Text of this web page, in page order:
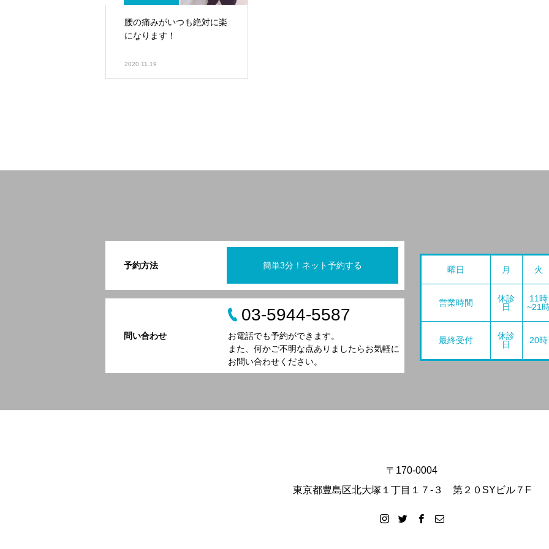
腰の痛みがいつも絶対に楽
になります！
2020.11.19
予約方法 簡単3分！ネット予約する
問い合わせ
03-5944-5587
お電話でも予約ができます。
また、何かご不明な点ありましたらお気軽に
お問い合わせください。
曜日 月 火
営業時間
休診
日
11時
~21
最終受付
休診
日
20時
〒170-0004
東京都豊島区北大塚１丁目１７-３ 第２０SYビル７F